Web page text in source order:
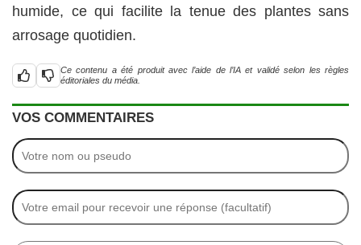
humide, ce qui facilite la tenue des plantes sans
arrosage quotidien.
Ce contenu a été produit avec l’aide de l’IA et validé selon les règles
éditoriales du média.
VOS COMMENTAIRES